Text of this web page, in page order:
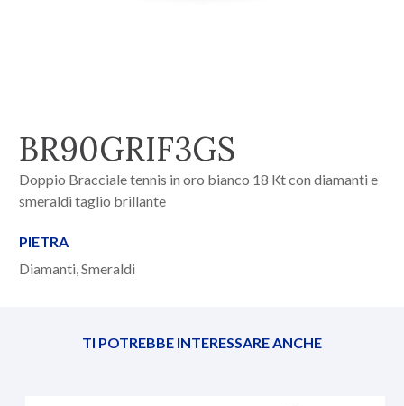
BR90GRIF3GS
Doppio Bracciale tennis in oro bianco 18 Kt con diamanti e
smeraldi taglio brillante
PIETRA
Diamanti, Smeraldi
TI POTREBBE INTERESSARE ANCHE